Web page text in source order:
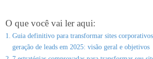
O que você vai ler aqui:
Guia definitivo para transformar sites
geração de leads em 2025: visão geral e objetivos